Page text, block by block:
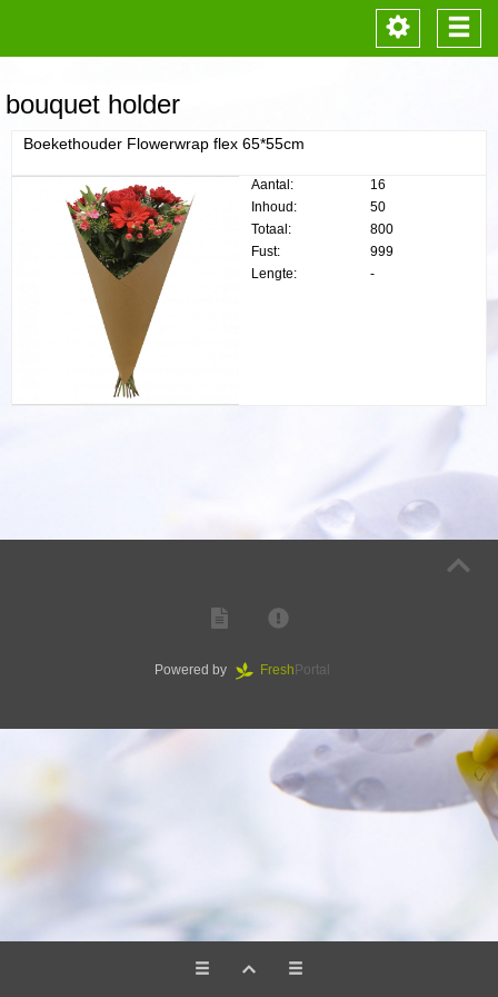
Toggle
navigation
bouquet holder
Boekethouder Flowerwrap flex 65*55cm
Aantal:
16
Inhoud:
50
Totaal:
800
Fust:
999
Lengte:
-
Powered by Fresh Portal